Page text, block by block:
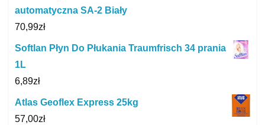
automatyczna SA-2 Biały
70,99zł
Softlan Płyn Do Płukania Traumfrisch 34 prania
1L
6,89zł
Atlas Geoflex Express 25kg
57,00zł